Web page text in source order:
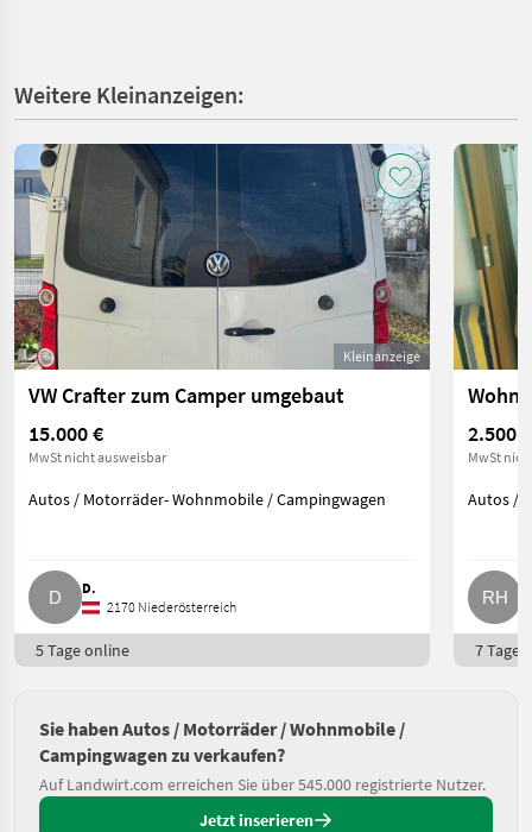
Weitere Kleinanzeigen:
Kleinanzeige
VW Crafter zum Camper umgebaut
15.000 €
MwSt nicht ausweisbar
Autos / Motorräder- Wohnmobile / Campingwagen
D.
2170 Niederösterreich
5 Tage online
2.500 €
MwSt
Autos /
7 Tage
Sie haben Autos / Motorräder / Wohnmobile /
Campingwagen zu verkaufen?
Auf Landwirt.com erreichen Sie über 545.000 registrierte Nutzer.
Jetzt inserieren